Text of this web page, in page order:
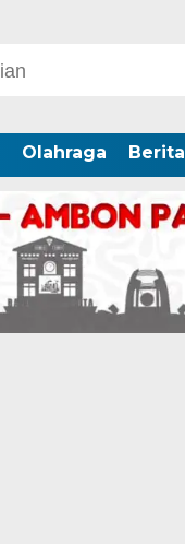
Olahraga Berita